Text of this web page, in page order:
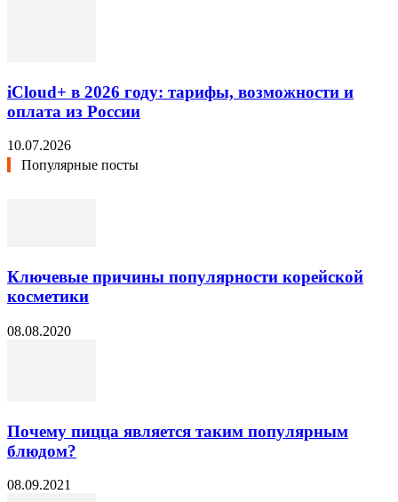
iCloud+ в 2026 году: тарифы, возможности и
оплата из России
10.07.2026
Популярные посты
Ключевые причины популярности корейской
косметики
08.08.2020
Почему пицца является таким популярным
блюдом?
08.09.2021